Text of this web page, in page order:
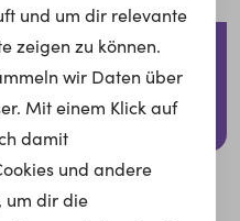
GmbH.
und um dir relevante
zeigen zu können.
wir Daten über
Mit einem Klick auf
damit
und andere
um dir die